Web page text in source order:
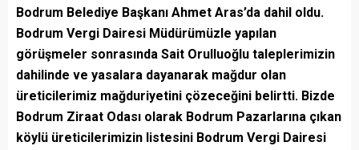
Bodrum Belediye Başkanı Ahmet Aras’da dahil oldu.
Bodrum Vergi Dairesi Müdürümüzle yapılan
görüşmeler sonrasında Sait Orulluoğlu taleplerimizin
dahilinde ve yasalara dayanarak mağdur olan
üreticilerimiz mağduriyetini çözeceğini belirtti. Bizde
Bodrum Ziraat Odası olarak Bodrum Pazarlarına çıkan
köylü üreticilerimizin listesini Bodrum Vergi Dairesi